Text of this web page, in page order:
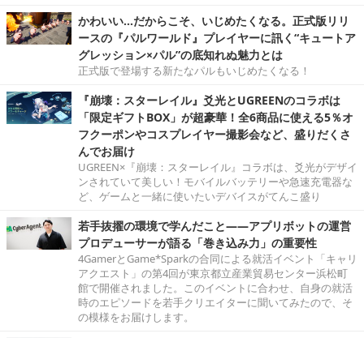
かわいい…だからこそ、いじめたくなる。正式版リリ
ースの『パルワールド』プレイヤーに訊く“キュートア
グレッション×パル”の底知れぬ魅力とは
正式版で登場する新たなパルもいじめたくなる！
『崩壊：スターレイル』爻光とUGREENのコラボは
「限定ギフトBOX」が超豪華！全6商品に使える5％オ
フクーポンやコスプレイヤー撮影会など、盛りだくさ
んでお届け
UGREEN×『崩壊：スターレイル』コラボは、爻光がデザイ
ンされていて美しい！モバイルバッテリーや急速充電器な
ど、ゲームと一緒に使いたいデバイスがてんこ盛り
若手抜擢の環境で学んだこと――アプリボットの運営
プロデューサーが語る「巻き込み力」の重要性
4GamerとGame*Sparkの合同による就活イベント「キャリ
アクエスト」の第4回が東京都立産業貿易センター浜松町
館で開催されました。このイベントに合わせ、自身の就活
時のエピソードを若手クリエイターに聞いてみたので、そ
の模様をお届けします。